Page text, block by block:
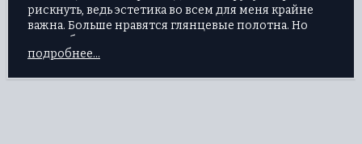
рискнуть, ведь эстетика во всем для меня крайне
важна. Больше нравятся глянцевые полотна. Но
когда обратился с заказом, специалисты
посоветовали тканевый вариант, потому, что
подробнее...